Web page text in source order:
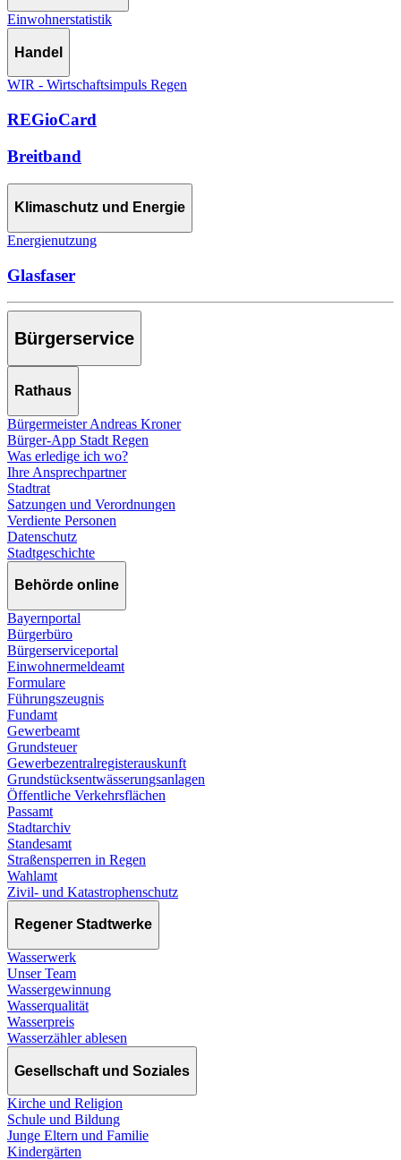
Einwohnerstatistik
Handel
WIR - Wirtschaftsimpuls Regen
REGioCard
Breitband
Klimaschutz und Energie
Energienutzung
Glasfaser
Bürgerservice
Rathaus
Bürgermeister Andreas Kroner
Bürger-App Stadt Regen
Was erledige ich wo?
Ihre Ansprechpartner
Stadtrat
Satzungen und Verordnungen
Verdiente Personen
Datenschutz
Stadtgeschichte
Behörde online
Bayernportal
Bürgerbüro
Bürgerserviceportal
Einwohnermeldeamt
Formulare
Führungszeugnis
Fundamt
Gewerbeamt
Grundsteuer
Gewerbezentralregisterauskunft
Grundstücksentwässerungsanlagen
Öffentliche Verkehrsflächen
Passamt
Stadtarchiv
Standesamt
Straßensperren in Regen
Wahlamt
Zivil- und Katastrophenschutz
Regener Stadtwerke
Wasserwerk
Unser Team
Wassergewinnung
Wasserqualität
Wasserpreis
Wasserzähler ablesen
Gesellschaft und Soziales
Kirche und Religion
Schule und Bildung
Junge Eltern und Familie
Kindergärten